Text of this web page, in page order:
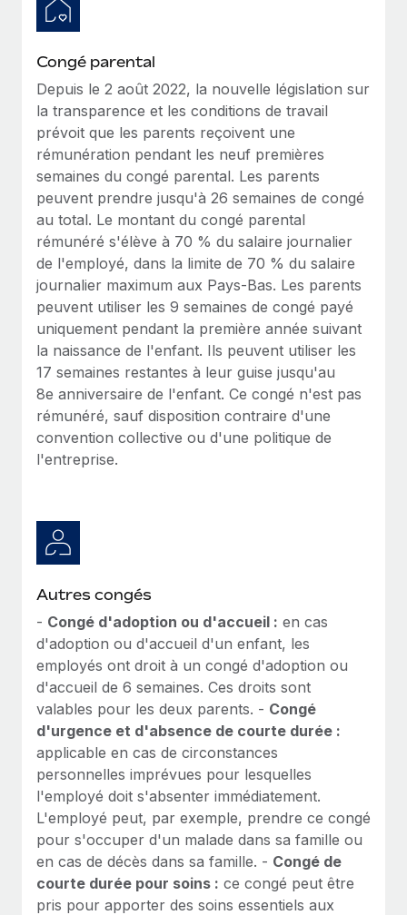
En savoir plus
Congé parental
Depuis le 2 août 2022, la nouvelle législation sur
la transparence et les conditions de travail
prévoit que les parents reçoivent une
rémunération pendant les neuf premières
semaines du congé parental. Les parents
peuvent prendre jusqu'à 26 semaines de congé
au total. Le montant du congé parental
rémunéré s'élève à 70 % du salaire journalier
de l'employé, dans la limite de 70 % du salaire
journalier maximum aux Pays-Bas. Les parents
peuvent utiliser les 9 semaines de congé payé
uniquement pendant la première année suivant
la naissance de l'enfant. Ils peuvent utiliser les
17 semaines restantes à leur guise jusqu'au
8e anniversaire de l'enfant. Ce congé n'est pas
rémunéré, sauf disposition contraire d'une
convention collective ou d'une politique de
l'entreprise.
Autres congés
- Congé d'adoption ou d'accueil : en cas
d'adoption ou d'accueil d'un enfant, les
employés ont droit à un congé d'adoption ou
d'accueil de 6 semaines. Ces droits sont
valables pour les deux parents. - Congé
d'urgence et d'absence de courte durée :
applicable en cas de circonstances
personnelles imprévues pour lesquelles
l'employé doit s'absenter immédiatement.
L'employé peut, par exemple, prendre ce congé
pour s'occuper d'un malade dans sa famille ou
en cas de décès dans sa famille. - Congé de
courte durée pour soins : ce congé peut être
pris pour apporter des soins essentiels aux